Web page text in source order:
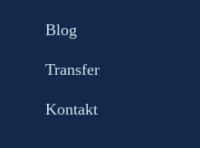
Blog
Transfer
Kontakt